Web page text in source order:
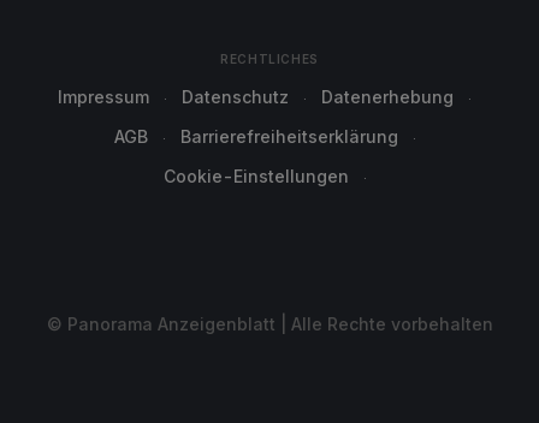
RECHTLICHES
Impressum Datenschutz
Datenerhebung
AGB
Barrierefreiheitserklärung
Cookie-Einstellungen
© Panorama Anzeigenblatt | Alle Rechte vorbehalten